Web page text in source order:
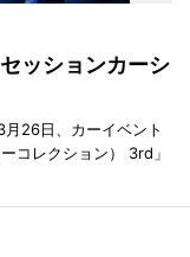
ッションカーシ
26日、カーイベント
コレクション） 3rd」